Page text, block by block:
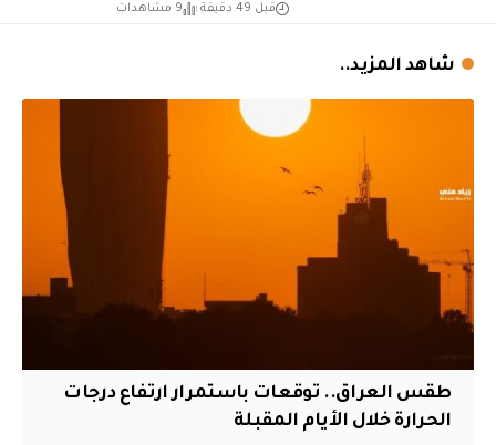
قبل 49 دقيقة 9 مشاهدات
شاهد المزيد..
طقس العراق.. توقعات باستمرار ارتفاع درجات
الحرارة خلال الأيام المقبلة